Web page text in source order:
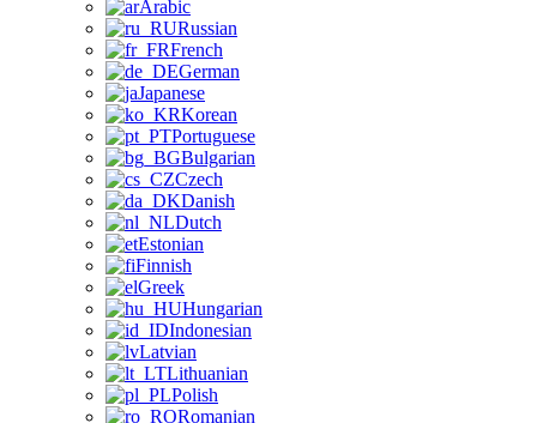
Arabic
Russian
French
German
Japanese
Korean
Portuguese
Bulgarian
Czech
Danish
Dutch
Estonian
Finnish
Greek
Hungarian
Indonesian
Latvian
Lithuanian
Polish
Romanian